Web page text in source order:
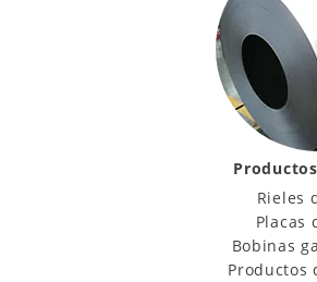
Rieles
Placas
Bobinas
Productos